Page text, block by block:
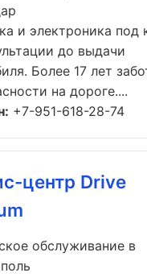
и электроника под
до выдачи
Более 17 лет
на дороге....
+7-951-618-28-74
центр Drive
обслуживание в